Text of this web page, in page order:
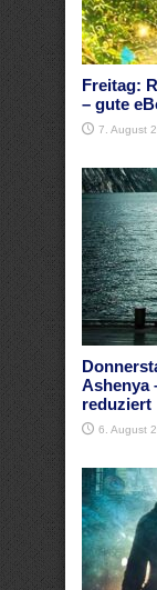
Freitag:
– gute
7. August
Ashenya
reduziert
6. August